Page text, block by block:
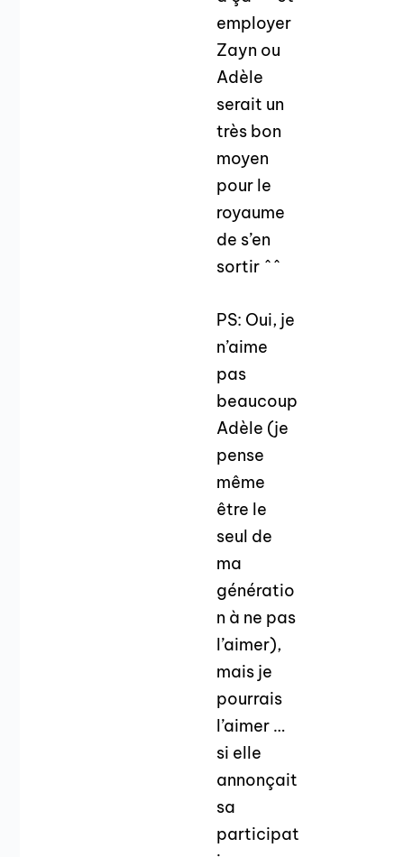
employer
Zayn ou
Adèle
serait un
très bon
moyen
pour le
royaume
de s’en
sortir ^^
PS: Oui, je
n’aime
pas
beaucoup
Adèle (je
pense
même
être le
seul de
ma
génératio
n à ne pas
l’aimer),
mais je
pourrais
l’aimer …
si elle
annonçait
sa
participat